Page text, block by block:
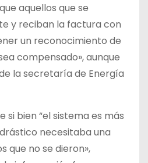
aquellos que se
y reciban la factura con
un reconocimiento de
compensado», aunque
la secretaría de Energía
si bien “el sistema es más
necesitaba una
que no se dieron»,